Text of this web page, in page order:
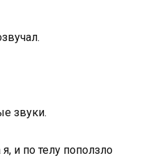
звуки.
и по телу поползло